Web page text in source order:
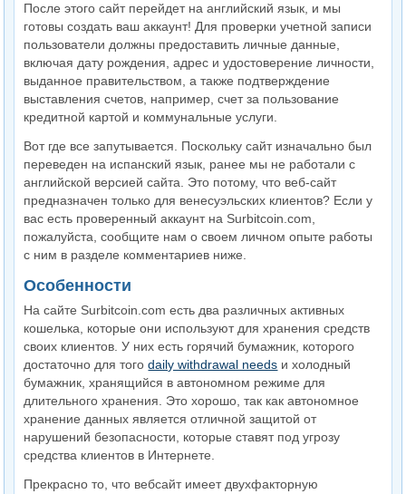
После этого сайт перейдет на английский язык, и мы
готовы создать ваш аккаунт! Для проверки учетной записи
пользователи должны предоставить личные данные,
включая дату рождения, адрес и удостоверение личности,
выданное правительством, а также подтверждение
выставления счетов, например, счет за пользование
кредитной картой и коммунальные услуги.
Вот где все запутывается. Поскольку сайт изначально был
переведен на испанский язык, ранее мы не работали с
английской версией сайта. Это потому, что веб-сайт
предназначен только для венесуэльских клиентов? Если у
вас есть проверенный аккаунт на Surbitcoin.com,
пожалуйста, сообщите нам о своем личном опыте работы
с ним в разделе комментариев ниже.
Особенности
На сайте Surbitcoin.com есть два различных активных
кошелька, которые они используют для хранения средств
своих клиентов. У них есть горячий бумажник, которого
достаточно для тогоdaily withdrawal needs и холодный
бумажник, хранящийся в автономном режиме для
длительного хранения. Это хорошо, так как автономное
хранение данных является отличной защитой от
нарушений безопасности, которые ставят под угрозу
средства клиентов в Интернете.
Прекрасно то, что вебсайт имеет двухфакторную